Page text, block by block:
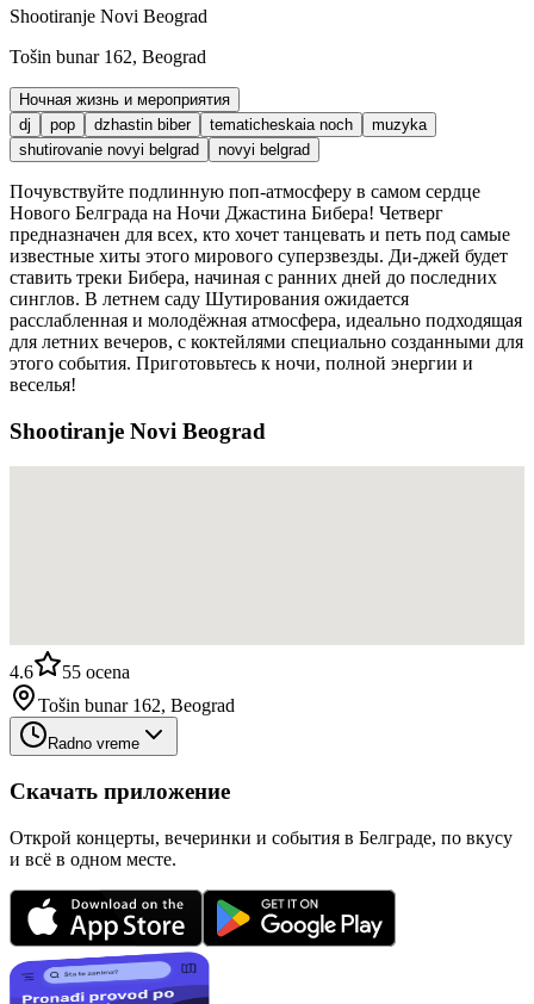
Shootiranje Novi Beograd
Tošin bunar 162, Beograd
Ночная жизнь и мероприятия
dj
pop dzhastin biber tematicheskaia noch
muzyka
shutirovanie novyi belgrad
novyi belgrad
Почувствуйте подлинную поп-атмосферу в самом сердце
Нового Белграда на Ночи Джастина Бибера! Четверг
предназначен для всех, кто хочет танцевать и петь под самые
известные хиты этого мирового суперзвезды. Ди-джей будет
ставить треки Бибера, начиная с ранних дней до последних
синглов. В летнем саду Шутирования ожидается
расслабленная и молодёжная атмосфера, идеально подходящая
для летних вечеров, с коктейлями специально созданными для
этого события. Приготовьтесь к ночи, полной энергии и
веселья!
Shootiranje Novi Beograd
4.6 55 ocena
Tošin bunar 162, Beograd
Radno vreme
Скачать приложение
Открой концерты, вечеринки и события в Белграде, по вкусу
и всё в одном месте.